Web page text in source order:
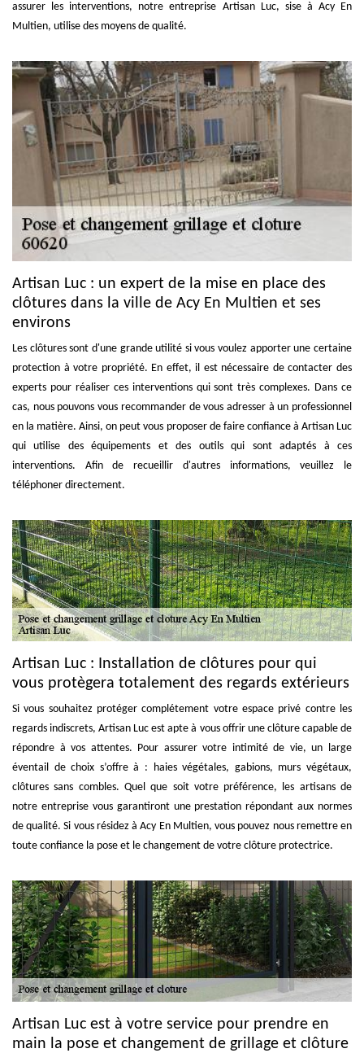
assurer les interventions, notre entreprise Artisan Luc, sise à Acy En
Multien, utilise des moyens de qualité.
Artisan Luc : un expert de la mise en place des
clôtures dans la ville de Acy En Multien et ses
environs
Les clôtures sont d'une grande utilité si vous voulez apporter une certaine
protection à votre propriété. En effet, il est nécessaire de contacter des
experts pour réaliser ces interventions qui sont très complexes. Dans ce
cas, nous pouvons vous recommander de vous adresser à un professionnel
en la matière. Ainsi, on peut vous proposer de faire confiance à Artisan Luc
qui utilise des équipements et des outils qui sont adaptés à ces
interventions. Afin de recueillir d'autres informations, veuillez le
téléphoner directement.
Artisan Luc : Installation de clôtures pour qui
vous protègera totalement des regards extérieurs
Si vous souhaitez protéger complétement votre espace privé contre les
regards indiscrets, Artisan Luc est apte à vous offrir une clôture capable de
répondre à vos attentes. Pour assurer votre intimité de vie, un large
éventail de choix s’offre à : haies végétales, gabions, murs végétaux,
clôtures sans combles. Quel que soit votre préférence, les artisans de
notre entreprise vous garantiront une prestation répondant aux normes
de qualité. Si vous résidez à Acy En Multien, vous pouvez nous remettre en
toute confiance la pose et le changement de votre clôture protectrice.
Artisan Luc est à votre service pour prendre en
main la pose et changement de grillage et clôture